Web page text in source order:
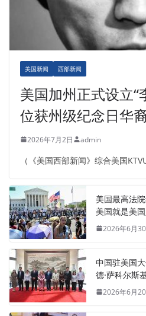
美国新闻 西部新闻
美国加州正式设立“
位获州级纪念日华
2026年7月2日 admin
（《美国西部新闻》综合美国
美国最高法
美国就是美国
2026年6月
中国驻美国
德·萨科尔斯
2026年6月